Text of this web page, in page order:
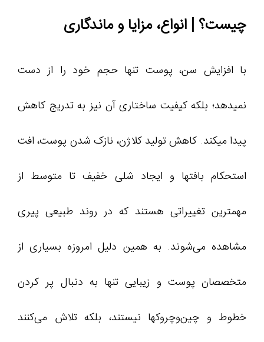
چیست؟ | انواع، مزایا و ماندگاری
با افزایش سن، پوست تنها حجم خود را از دست
نمیدهد؛ بلکه کیفیت ساختاری آن نیز به تدریج کاهش
پیدا میکند. کاهش تولید کلاژن، نازک شدن پوست، افت
استحکام بافتها و ایجاد شلی خفیف تا متوسط از
مهمترین تغییراتی هستند که در روند طبیعی پیری
مشاهده می‌شوند. به همین دلیل امروزه بسیاری از
متخصصان پوست و زیبایی تنها به دنبال پر کردن
خطوط و چین‌وچروکها نیستند، بلکه تلاش می‌کنند